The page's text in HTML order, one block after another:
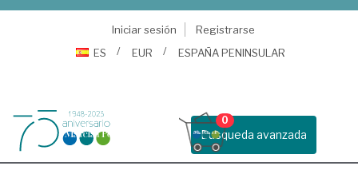
Iniciar sesión
Registrarse
ES
EUR ESPAÑA PENINSULAR
Busqueda avanzada
0